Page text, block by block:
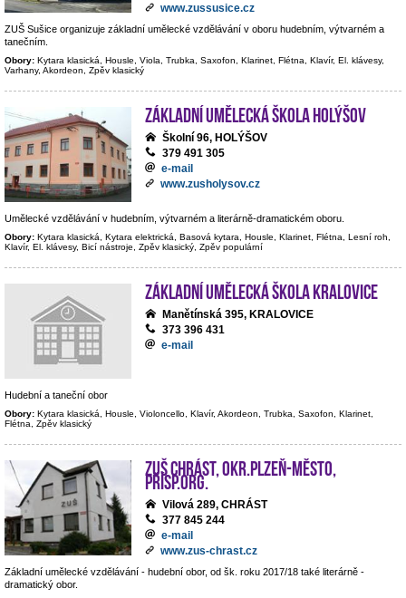
www.zussusice.cz
ZUŠ Sušice organizuje základní umělecké vzdělávání v oboru hudebním, výtvarném a
tanečním.
Obory: Kytara klasická, Housle, Viola, Trubka, Saxofon, Klarinet, Flétna, Klavír, El. klávesy,
Varhany, Akordeon, Zpěv klasický
Základní umělecká škola Holýšov
Školní 96, HOLÝŠOV
379 491 305
e-mail
www.zusholysov.cz
Umělecké vzdělávání v hudebním, výtvarném a literárně-dramatickém oboru.
Obory: Kytara klasická, Kytara elektrická, Basová kytara, Housle, Klarinet, Flétna, Lesní roh,
Klavír, El. klávesy, Bicí nástroje, Zpěv klasický, Zpěv populární
Základní umělecká škola Kralovice
Manětínská 395, KRALOVICE
373 396 431
e-mail
Hudební a taneční obor
Obory: Kytara klasická, Housle, Violoncello, Klavír, Akordeon, Trubka, Saxofon, Klarinet,
Flétna, Zpěv klasický
ZUŠ Chrást, okr.Plzeň-město,
přísp.org.
Vilová 289, CHRÁST
377 845 244
e-mail
www.zus-chrast.cz
Základní umělecké vzdělávání - hudební obor, od šk. roku 2017/18 také literárně -
dramatický obor.